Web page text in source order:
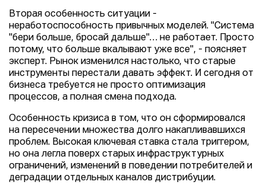
Вторая особенность ситуации -
неработоспособность привычных моделей. "Система
"бери больше, бросай дальше"… не работает. Просто
потому, что больше вкалывают уже все", - поясняет
эксперт. Рынок изменился настолько, что старые
инструменты перестали давать эффект. И сегодня от
бизнеса требуется не просто оптимизация
процессов, а полная смена подхода.
Особенность кризиса в том, что он сформировался
на пересечении множества долго накапливавшихся
проблем. Высокая ключевая ставка стала триггером,
но она легла поверх старых инфраструктурных
ограничений, изменений в поведении потребителей и
деградации отдельных каналов дистрибуции.